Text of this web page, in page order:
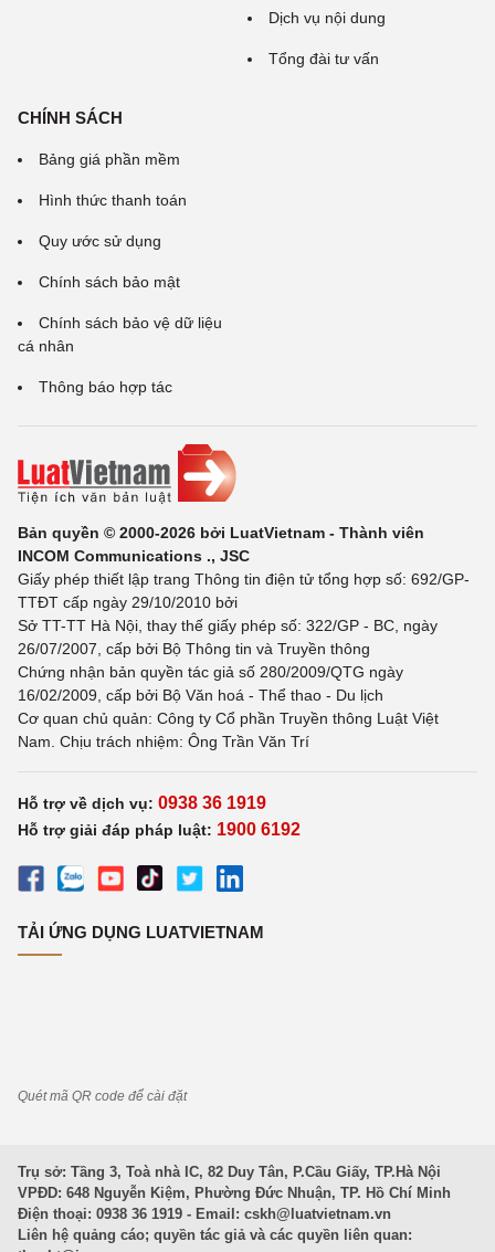
Dịch vụ nội dung
Tổng đài tư vấn
CHÍNH SÁCH
Bảng giá phần mềm
Hình thức thanh toán
Quy ước sử dụng
Chính sách bảo mật
Chính sách bảo vệ dữ liệu
cá nhân
Thông báo hợp tác
Bản quyền © 2000-2026 bởi LuatVietnam - Thành viên
INCOM Communications ., JSC
Giấy phép thiết lập trang Thông tin điện tử tổng hợp số: 692/GP-
TTĐT cấp ngày 29/10/2010 bởi
Sở TT-TT Hà Nội, thay thế giấy phép số: 322/GP - BC, ngày
26/07/2007, cấp bởi Bộ Thông tin và Truyền thông
Chứng nhận bản quyền tác giả số 280/2009/QTG ngày
16/02/2009, cấp bởi Bộ Văn hoá - Thể thao - Du lịch
Cơ quan chủ quản: Công ty Cổ phần Truyền thông Luật Việt
Nam. Chịu trách nhiệm: Ông Trần Văn Trí
Hỗ trợ về dịch vụ: 0938 36 1919
Hỗ trợ giải đáp pháp luật: 1900 6192
TẢI ỨNG DỤNG LUATVIETNAM
Quét mã QR code để cài đặt
Trụ sở: Tầng 3, Toà nhà IC, 82 Duy Tân, P.Cầu Giấy, TP.Hà Nội
VPĐD: 648 Nguyễn Kiệm, Phường Đức Nhuận, TP. Hồ Chí Minh
Điện thoại: 0938 36 1919 - Email: cskh@luatvietnam.vn
Liên hệ quảng cáo; quyền tác giả và các quyền liên quan: